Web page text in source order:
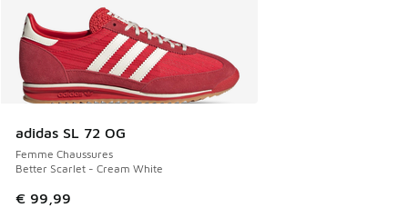
adidas SL 72 OG
Femme Chaussures
Better Scarlet - Cream White
€ 99,99